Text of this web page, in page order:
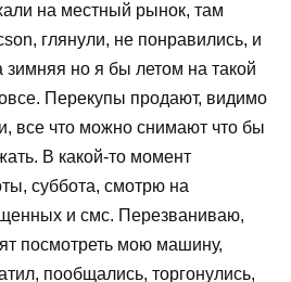
на местный рынок, там
глянули, не понравились, и
зимняя но я бы летом на такой
Перекупы продают, видимо
все что можно снимают что бы
В какой-то момент
суббота, смотрю на
и смс. Перезваниваю,
посмотреть мою машину,
пообщались, торгонулись,